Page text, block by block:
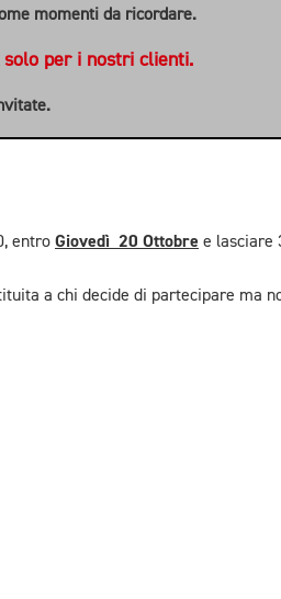
momenti da ricordare.
solo per i nostri clienti.
entro Giovedì 20 Ottobre e lasciare
a chi decide di partecipare ma